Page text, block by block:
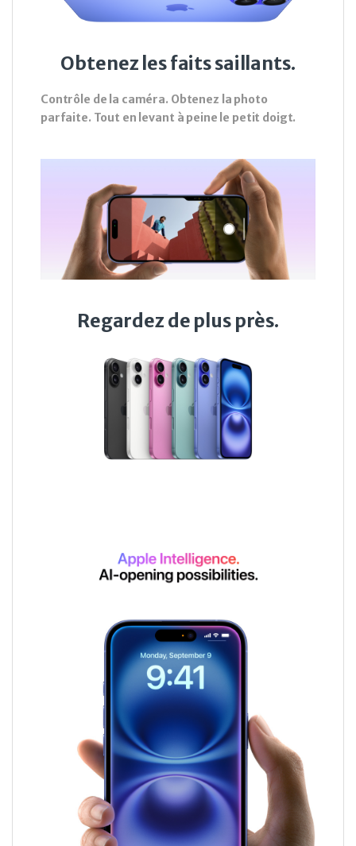
Obtenez les faits saillants.
Contrôle de la caméra. Obtenez la photo
parfaite. Tout en levant à peine le petit doigt.
Regardez de plus près.